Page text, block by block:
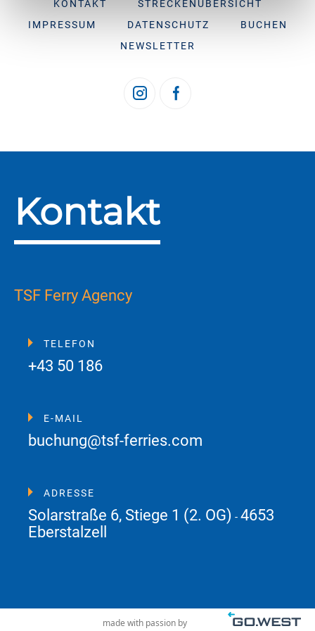
KONTAKT
STRECKENÜBERSICHT
IMPRESSUM
DATENSCHUTZ
BUCHEN
NEWSLETTER
Kontakt
TSF Ferry Agency
TELEFON
+43 50 186
E-MAIL
buchung@tsf-ferries.com
ADRESSE
Solarstraße 6, Stiege 1 (2. OG) - 4653
Eberstalzell
made with passion by